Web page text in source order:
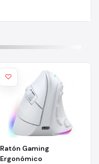
Ratón Gaming
Ergonómico